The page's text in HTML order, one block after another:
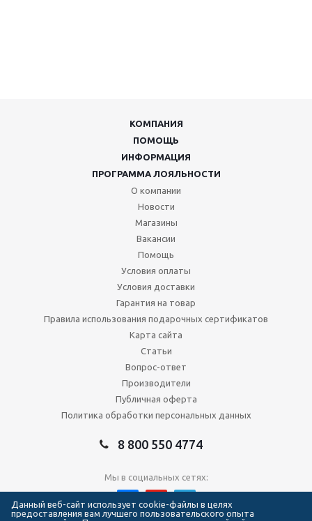
КОМПАНИЯ
ПОМОЩЬ
ИНФОРМАЦИЯ
ПРОГРАММА ЛОЯЛЬНОСТИ
О компании
Новости
Магазины
Вакансии
Помощь
Условия оплаты
Условия доставки
Гарантия на товар
Правила использования подарочных сертификатов
Карта сайта
Статьи
Вопрос-ответ
Производители
Публичная оферта
Политика обработки персональных данных
8 800 550 4774
Мы в социальных сетях:
Данный веб-сайт использует cookie-файлы в целях
предоставления вам лучшего пользовательского опыта